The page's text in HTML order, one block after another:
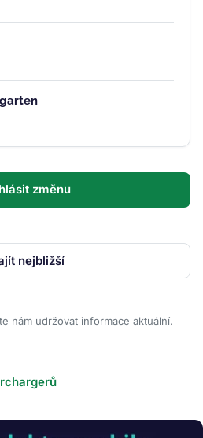
změnu
nejbližší
nám udržovat informace aktuální.